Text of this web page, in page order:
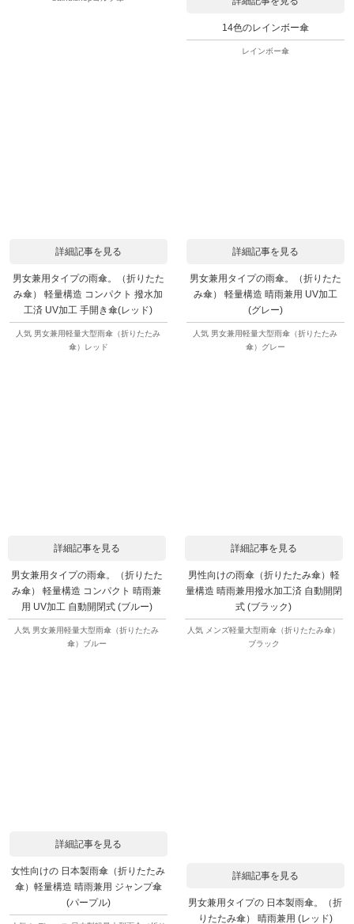
14色のレインボー傘
レインボー傘
詳細記事を見る
男女兼用タイプの雨傘。（折りたた
み傘） 軽量構造 コンパクト 撥水加
工済 UV加工 手開き傘(レッド)
人気 男女兼用軽量大型雨傘（折りたたみ
傘）レッド
詳細記事を見る
男女兼用タイプの雨傘。（折りたた
み傘） 軽量構造 晴雨兼用 UV加工
(グレー)
人気 男女兼用軽量大型雨傘（折りたたみ
傘）グレー
詳細記事を見る
男女兼用タイプの雨傘。（折りたた
み傘） 軽量構造 コンパクト 晴雨兼
用 UV加工 自動開閉式 (ブルー)
人気 男女兼用軽量大型雨傘（折りたたみ
傘）ブルー
詳細記事を見る
男性向けの雨傘（折りたたみ傘）軽
量構造 晴雨兼用撥水加工済 自動開閉
式 (ブラック)
人気 メンズ軽量大型雨傘（折りたたみ傘）
ブラック
詳細記事を見る
女性向けの 日本製雨傘（折りたたみ
傘）軽量構造 晴雨兼用 ジャンプ傘
(パープル)
詳細記事を見る
男女兼用タイプの 日本製雨傘。（折
りたたみ傘） 晴雨兼用 (レッド)